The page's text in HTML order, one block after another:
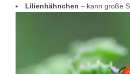
Lilienhähnchen – kann große